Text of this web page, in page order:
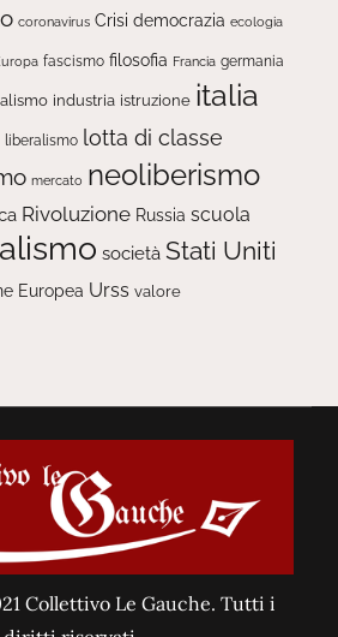
coronavirus Crisi democrazia ecologia
fascismo filosofia Francia germania
industria istruzione italia
liberalismo lotta di classe
mercato neoliberismo
Rivoluzione Russia scuola
società Stati Uniti
Europea Urss valore
Collettivo Le Gauche. Tutti i